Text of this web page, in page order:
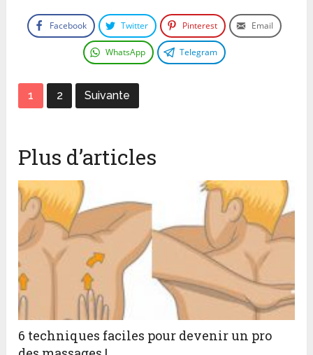
Facebook Twitter Pinterest Email
WhatsApp Telegram
1 2 Suivante
Plus d’articles
6 techniques faciles pour devenir un pro